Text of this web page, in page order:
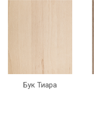
Бук Тиара